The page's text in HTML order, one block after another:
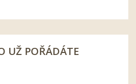
UŽ POŘÁDÁTE